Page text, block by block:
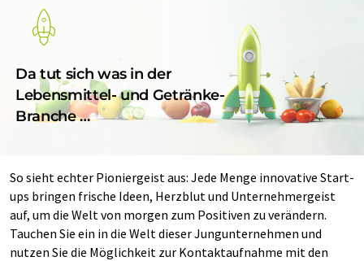
Da tut sich was in der
Lebensmittel- und Getränke-
Branche …
So sieht echter Pioniergeist aus: Jede Menge innovative Start-
ups bringen frische Ideen, Herzblut und Unternehmergeist
auf, um die Welt von morgen zum Positiven zu verändern.
Tauchen Sie ein in die Welt dieser Jungunternehmen und
nutzen Sie die Möglichkeit zur Kontaktaufnahme mit den